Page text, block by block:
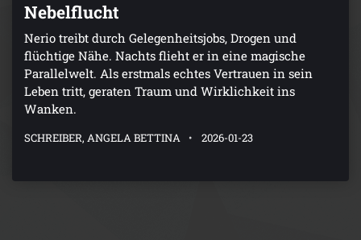
Nebelflucht
Nerio treibt durch Gelegenheitsjobs, Drogen und
flüchtige Nähe. Nachts flieht er in eine magische
Parallelwelt. Als erstmals echtes Vertrauen in sein
Leben tritt, geraten Traum und Wirklichkeit ins
Wanken.
SCHREIBER, ANGELA BETTINA 2026-01-23